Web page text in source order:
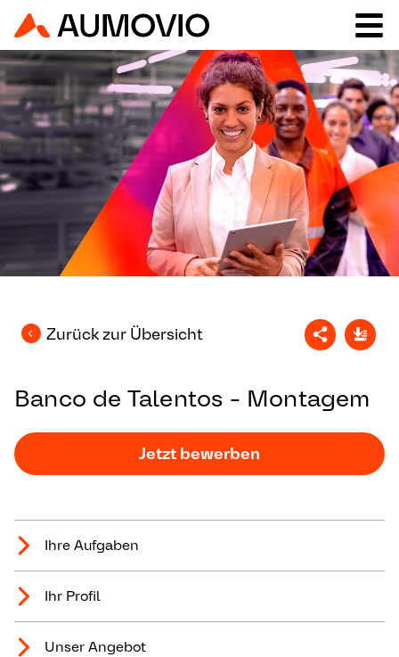
Zurück zur Übersicht
Banco de Talentos - Montagem
Jetzt bewerben
Ihre Aufgaben
Ihr Profil
Unser Angebot